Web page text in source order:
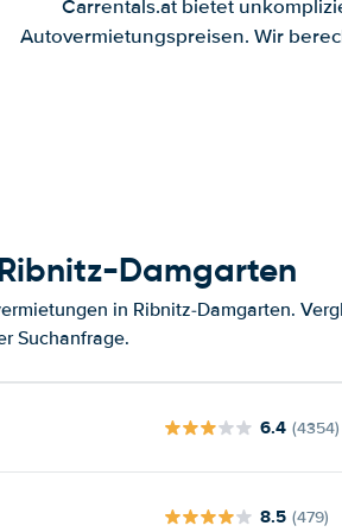
Carrentals.at bietet
Autovermietungspreisen. Wir
Damgarten
in Ribnitz-Damgarten.
Suchanfrage.
6.4 (4354)
8.5 (479)